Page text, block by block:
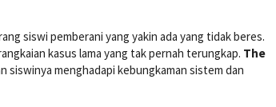
siswi pemberani yang yakin ada yang tidak beres.
kasus lama yang tak pernah terungkap. The
siswinya menghadapi kebungkaman sistem dan